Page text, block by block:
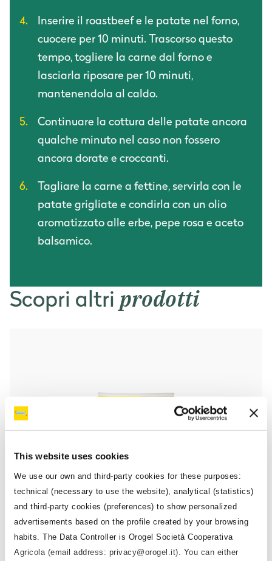
This website uses cookies
We use our own and third-party cookies for these purposes:
technical (necessary to use the website), analytical (statistics)
and third-party cookies (preferences) to show personalized
advertisements based on the profile created by your browsing
habits. The Data Controller is Orogel Società Cooperativa
Agricola (email address: privacy@orogel.it). You can either
Inserire il roastbeef e le patate nel forno,
cuocere per 10 minuti. Trascorso questo
tempo, togliere la carne dal forno e
lasciarla riposare per 10 minuti,
mantenendola al caldo.
Continuare la cottura delle patate ancora
qualche minuto nel caso non fossero
ancora dorate e croccanti.
Tagliare la carne a fettine, servirla con le
patate grigliate e condirla con un olio
aromatizzato alle erbe, pepe rosa e aceto
balsamico.
Scopri altri prodotti